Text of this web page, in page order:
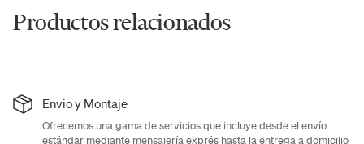
Productos relacionados
Envio y Montaje
Ofrecemos una gama de servicios que incluye desde el envío
estándar mediante mensajería exprés hasta la entrega a domicilio